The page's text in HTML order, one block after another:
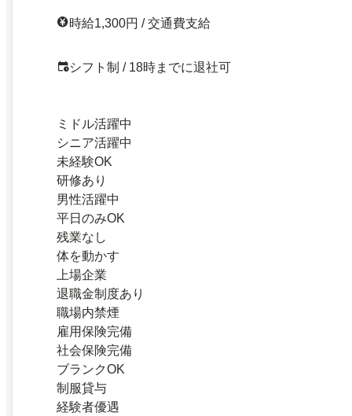
時給1,300円 / 交通費支給
シフト制 / 18時までに退社可
ミドル活躍中
シニア活躍中
未経験OK
研修あり
男性活躍中
平日のみOK
残業なし
体を動かす
上場企業
退職金制度あり
職場内禁煙
雇用保険完備
社会保険完備
ブランクOK
制服貸与
経験者優遇